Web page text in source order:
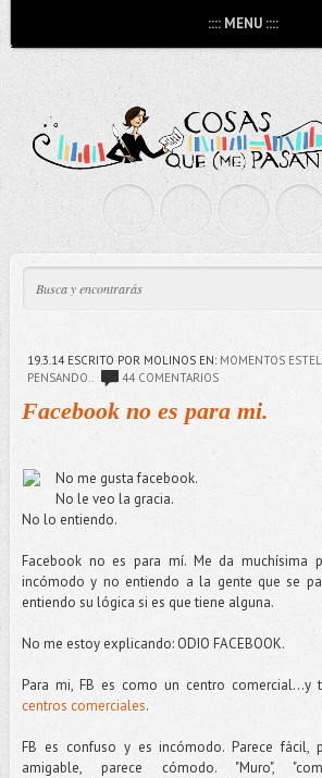
:::: MENU ::::
19.3.14ESCRITO POR MOLINOS EN: MOMENTOS
PENSANDO..
44 COMENTARIOS
Facebook no es para mi.
No me gusta facebook.
No le veo la gracia.
No lo entiendo.
Facebook no es para mí. Me da muchísima
incómodo y no entiendo a la gente que se
entiendo su lógica si es que tiene alguna.
No me estoy explicando: ODIO FACEBOOK.
Para mi, FB es como un centro comercial...y
centros comerciales.
FB es confuso y es incómodo. Parece fácil,
amigable, parece cómodo. "Muro",